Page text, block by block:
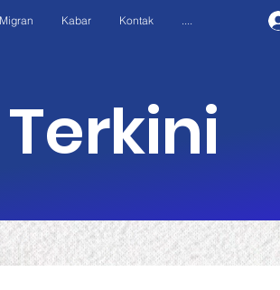
Kabar Kontak ....